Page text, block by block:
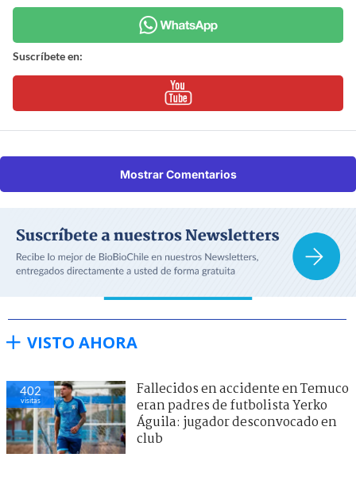
Suscríbete en:
Mostrar Comentarios
VISTO AHORA
402
visitas
Fallecidos en accidente en Temuco
eran padres de futbolista Yerko
Águila: jugador desconvocado en
club